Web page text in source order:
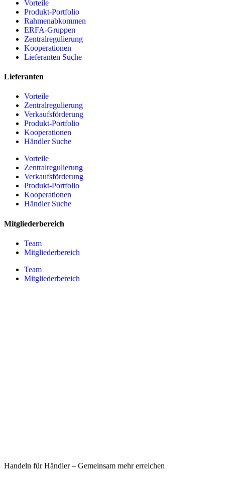
Vorteile
Produkt-Portfolio
Rahmenabkommen
ERFA-Gruppen
Zentralregulierung
Kooperationen
Lieferanten Suche
Lieferanten
Vorteile
Zentralregulierung
Verkaufsförderung
Produkt-Portfolio
Kooperationen
Händler Suche
Vorteile
Zentralregulierung
Verkaufsförderung
Produkt-Portfolio
Kooperationen
Händler Suche
Mitgliederbereich
Team
Mitgliederbereich
Team
Mitgliederbereich
Handeln für Händler – Gemeinsam mehr erreichen